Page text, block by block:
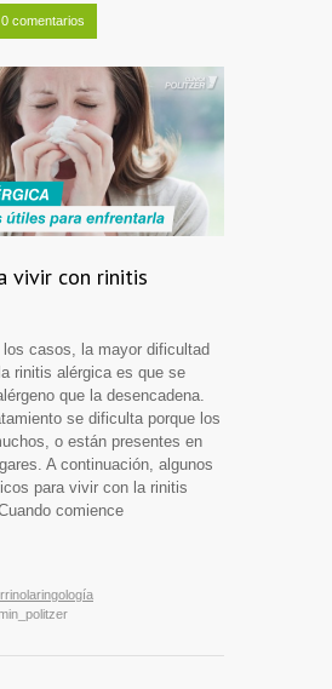
0 comentarios
vivir con rinitis
los casos, la mayor dificultad
rinitis alérgica es que se
que la desencadena.
se dificulta porque los
o están presentes en
A continuación, algunos
para vivir con la rinitis
comience